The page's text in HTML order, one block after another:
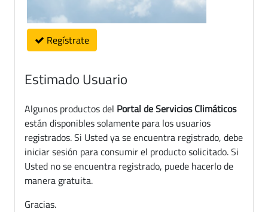
Regístrate
Estimado Usuario
Algunos productos del Portal de Servicios Climáticos
están disponibles solamente para los usuarios
registrados. Si Usted ya se encuentra registrado, debe
iniciar sesión para consumir el producto solicitado. Si
Usted no se encuentra registrado, puede hacerlo de
manera gratuita.
Gracias.